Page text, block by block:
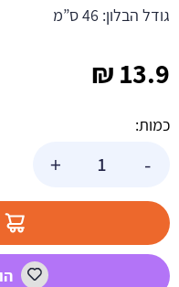
13.9
₪
כמות:
-
לסבא
+
גודל הבלון: 46 ס”מ